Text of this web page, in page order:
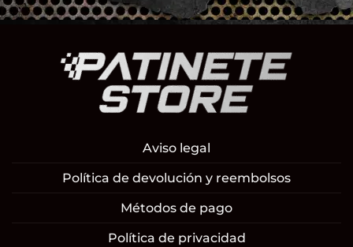
Aviso legal
Política de devolución y reembolsos
Métodos de pago
Política de privacidad